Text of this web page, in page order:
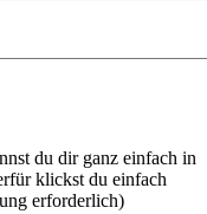
du dir ganz einfach in
klickst du einfach
erforderlich)